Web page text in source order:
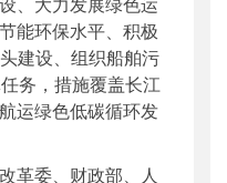
能环保水平、积极
建设、组织船舶污
务，措施覆盖长江
运绿色低碳循环发
革委、财政部、人